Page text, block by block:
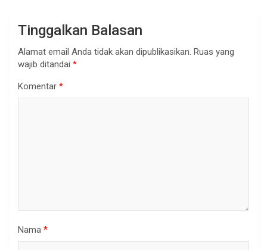
Tinggalkan Balasan
Alamat email Anda tidak akan dipublikasikan. Ruas yang
wajib ditandai *
Komentar *
Nama *